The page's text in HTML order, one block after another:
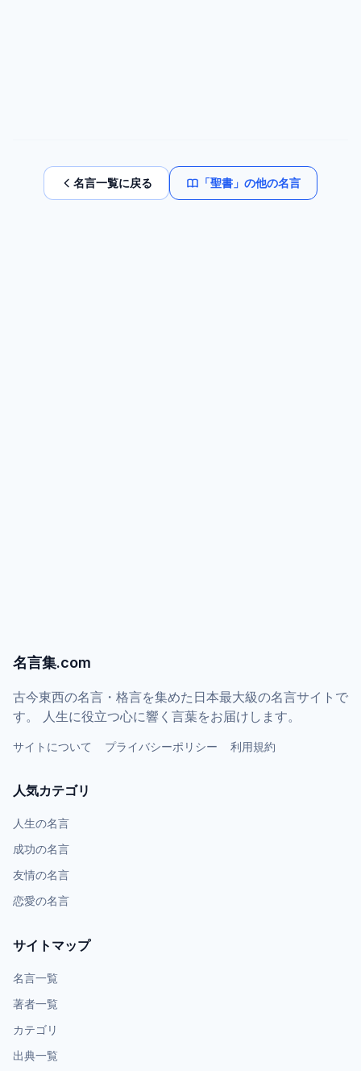
名言一覧に戻る 「聖書 」の他の名言
名言集.com
古今東西の名言・格言を集めた日本最大級の名言サイトで
す。 人生に役立つ心に響く言葉をお届けします。
サイトについて プライバシーポリシー 利用規約
人気カテゴリ
人生の名言
成功の名言
友情の名言
恋愛の名言
サイトマップ
名言一覧
著者一覧
カテゴリ
出典一覧